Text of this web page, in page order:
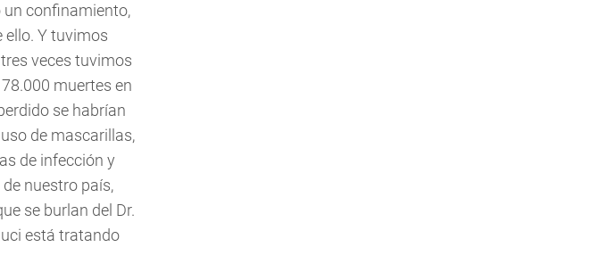
un confinamiento,
ello. Y tuvimos
veces tuvimos
muertes en
se habrían
de mascarillas,
de infección y
nuestro país,
se burlan del Dr.
está tratando